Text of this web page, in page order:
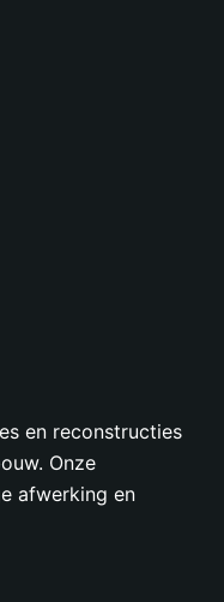
en reconstructies
Onze
afwerking en